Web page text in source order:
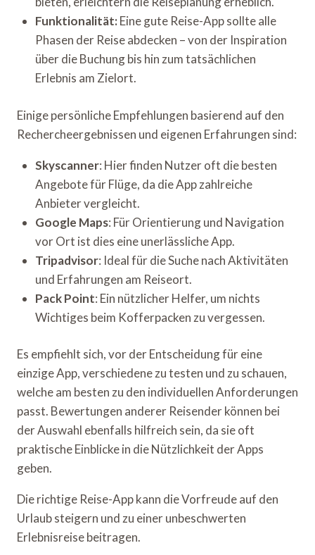
Funktionalität: Eine gute Reise-App sollte alle
Phasen der Reise abdecken – von der Inspiration
über die Buchung bis hin zum tatsächlichen
Erlebnis am Zielort.
Einige persönliche Empfehlungen basierend auf den
Rechercheergebnissen und eigenen Erfahrungen sind:
Skyscanner: Hier finden Nutzer oft die besten
Angebote für Flüge, da die App zahlreiche
Anbieter vergleicht.
Google Maps: Für Orientierung und Navigation
vor Ort ist dies eine unerlässliche App.
Tripadvisor: Ideal für die Suche nach Aktivitäten
und Erfahrungen am Reiseort.
Pack Point: Ein nützlicher Helfer, um nichts
Wichtiges beim Kofferpacken zu vergessen.
Es empfiehlt sich, vor der Entscheidung für eine
einzige App, verschiedene zu testen und zu schauen,
welche am besten zu den individuellen Anforderungen
passt. Bewertungen anderer Reisender können bei
der Auswahl ebenfalls hilfreich sein, da sie oft
praktische Einblicke in die Nützlichkeit der Apps
geben.
Die richtige Reise-App kann die Vorfreude auf den
Urlaub steigern und zu einer unbeschwerten
Erlebnisreise beitragen.